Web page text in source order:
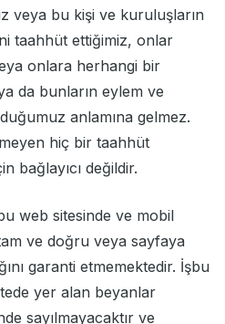
veya bu kişi ve kuruluşların
taahhüt ettiğimiz, onlar
onlara herhangi bir
da bunların eylem ve
anlamına gelmez.
hiç bir taahhüt
bağlayıcı değildir.
web sitesinde ve mobil
ve doğru veya sayfaya
garanti etmemektedir. İşbu
yer alan beyanlar
sayılmayacaktır ve